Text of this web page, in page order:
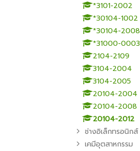
*3101-2002
*30104-1002
*30104-2008
*31000-0003
2104-2109
3104-2004
3104-2005
20104-2004
20104-2008
20104-2012
ช่างอิเล็กทรอนิกส์
เคมีอุตสาหกรรม